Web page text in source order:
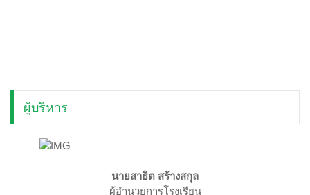
ผู้บริหาร
นายสาธิต สร้างสกุล
ผู้อำนวยการโรงเรียน